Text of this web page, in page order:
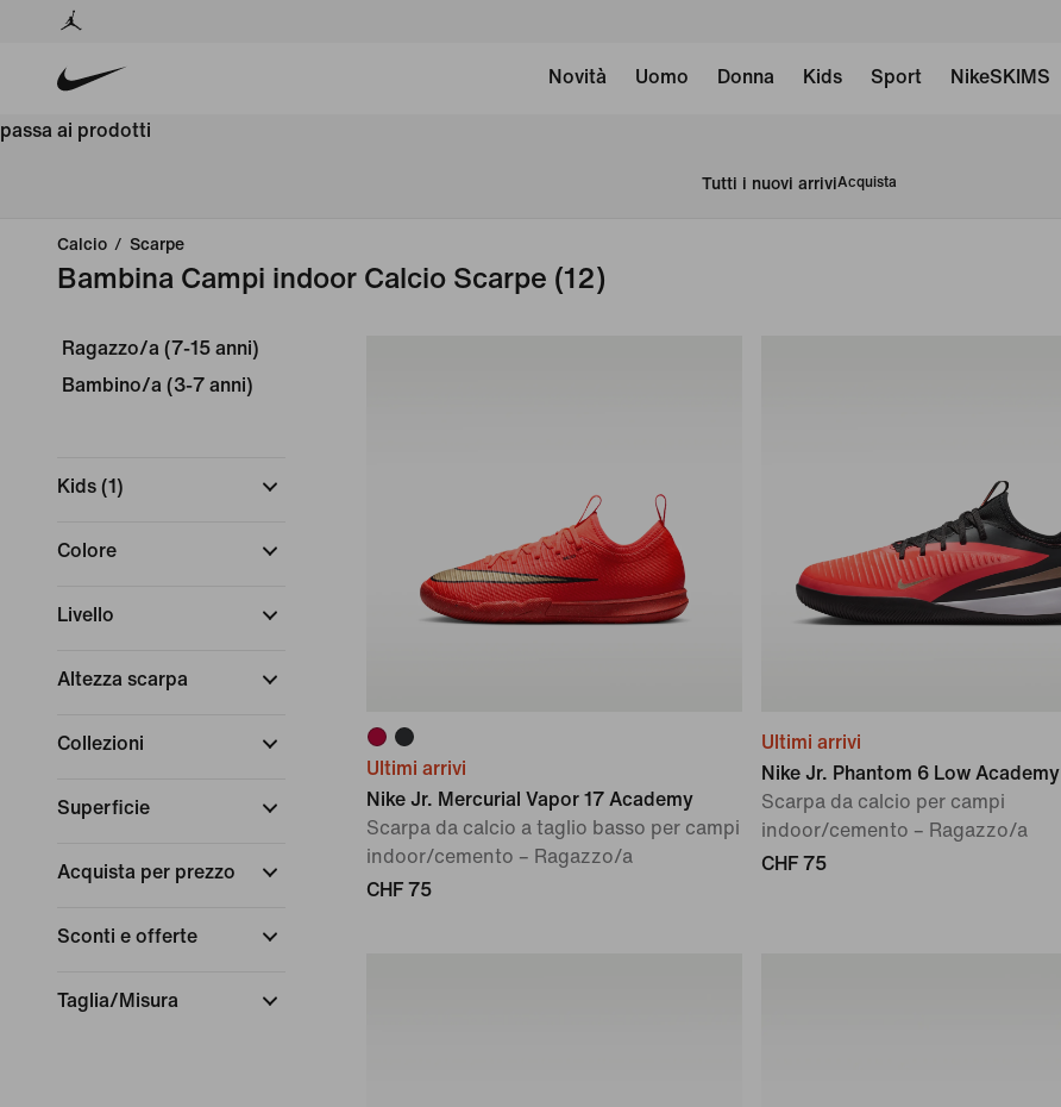
Novità Uomo Donna Kids Sport NikeSKIMS
passa ai prodotti
Tutti i nuovi arriviAcquista
Calcio / Scarpe
Bambina Campi indoor Calcio Scarpe (12)
Ragazzo/a (7-15 anni)
Bambino/a (3-7 anni)
Kids (1)
Colore
Livello
Altezza scarpa
Collezioni
Superficie
Acquista per prezzo
Sconti e offerte
Taglia/Misura
Ultimi arrivi
Nike Jr. Mercurial Vapor 17 Academy
Scarpa da calcio a taglio basso per campi
indoor/cemento – Ragazzo/a
CHF 75
Ultimi arrivi
Nike Jr. Phantom 6 Low Academy
Scarpa da calcio per campi
indoor/cemento – Ragazzo/a
CHF 75